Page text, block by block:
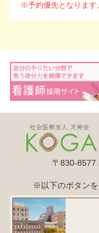
※予約優先となります
〒830-8577
※以下のボタンを